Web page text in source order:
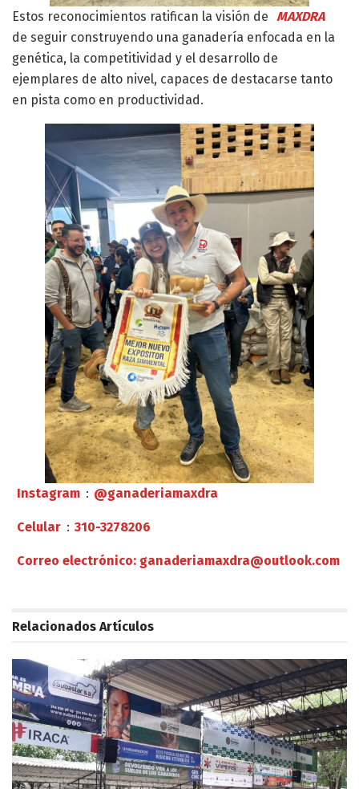
Estos reconocimientos ratifican la visión de
MAXDRA
de seguir construyendo una ganadería enfocada en la
genética, la competitividad y el desarrollo de
ejemplares de alto nivel, capaces de destacarse tanto
en pista como en productividad.
Instagram : @ganaderiamaxdra
Celular : 310-3278206
Correo electrónico: ganaderiamaxdra@outlook.com
Relacionados Artículos